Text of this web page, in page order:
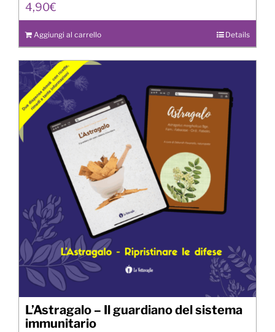
4,90€
Aggiungi al carrello Details
L’Astragalo – Il guardiano del sistema
immunitario